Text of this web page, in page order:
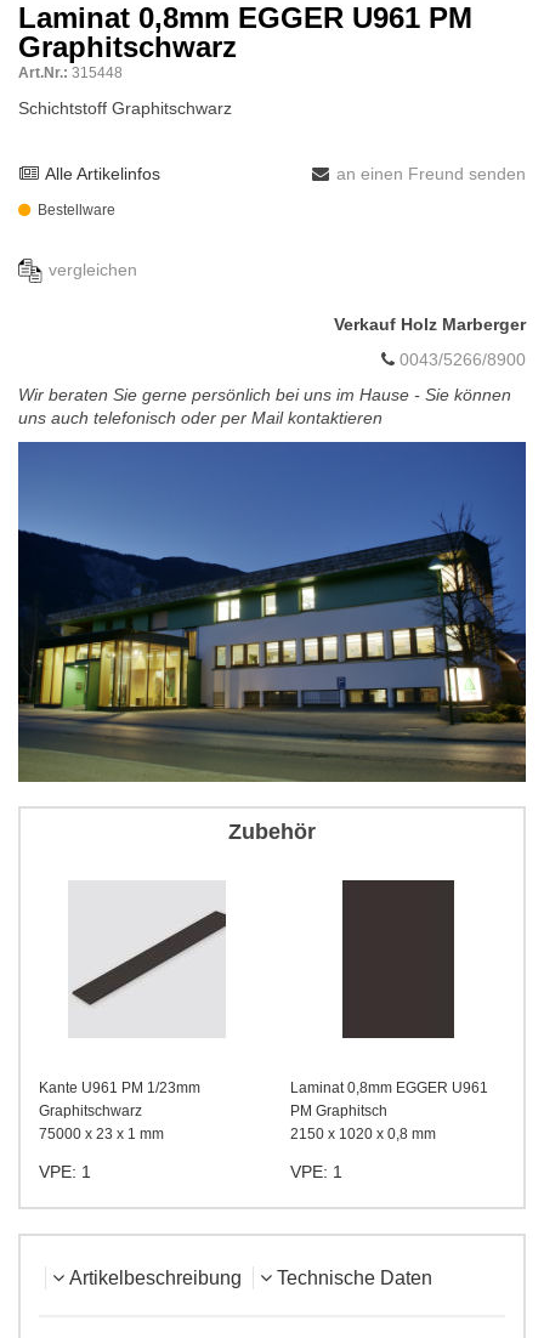
Laminat 0,8mm EGGER U961 PM
Graphitschwarz
Art.Nr.: 315448
Schichtstoff Graphitschwarz
Alle Artikelinfos an einen Freund senden
Bestellware
vergleichen
Verkauf Holz Marberger
0043/5266/8900
Wir beraten Sie gerne persönlich bei uns im Hause - Sie können
uns auch telefonisch oder per Mail kontaktieren
Zubehör
Kante U961 PM 1/23mm
Graphitschwarz
75000 x 23 x 1 mm
VPE: 1
Laminat 0,8mm EGGER U961
PM Graphitsch
2150 x 1020 x 0,8 mm
VPE: 1
Artikelbeschreibung Technische Daten